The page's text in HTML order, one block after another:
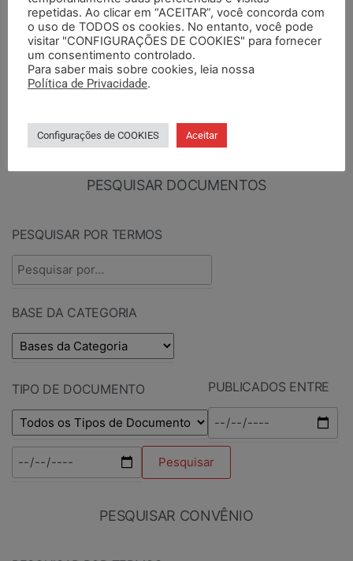
em busca de soluções
para a FASE
negociações no setor
Privado
PESQUISAR DOCUMENTOS
PESQUISAR POR TERMOS
BASE DA CATEGORIA
TIPO DE DOCUMENTO PUBLICADOS ENTRE
PESQUISAR CONVÊNIO
repetidas. Ao clicar em “ACEITAR”, você concorda com
o uso de TODOS os cookies. No entanto, você pode
visitar "CONFIGURAÇÕES DE COOKIES" para fornecer
um consentimento controlado.
Para saber mais sobre cookies, leia nossa
Política de Privacidade.
Configurações de COOKIES Aceitar